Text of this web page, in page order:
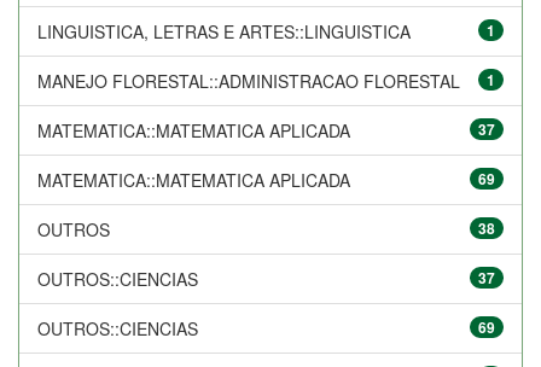
LINGUISTICA, LETRAS E ARTES::LINGUISTICA 1
MANEJO FLORESTAL::ADMINISTRACAO FLORESTAL 1
MATEMATICA::MATEMATICA APLICADA 37
MATEMATICA::MATEMATICA APLICADA 69
OUTROS 38
OUTROS::CIENCIAS 37
OUTROS::CIENCIAS 69